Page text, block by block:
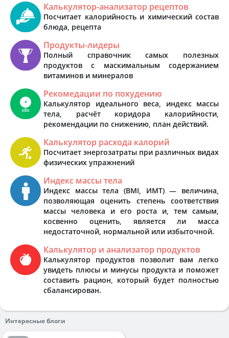
Калькулятор-анализатор рецептов
Посчитает калорийность и химический состав
блюда, рецепта
Продукты-лидеры
Полный справочник самых полезных
продуктов с маскимальным содержанием
витаминов и минералов
Рекомедации по похудению
Калькулятор идеального веса, индекс массы
тела, расчёт коридора калорийности,
рекомендации по снижению, план действий.
Калькулятор расхода калорий
Посчитает энергозатраты при различных видах
физических упражнений
Индекс массы тела
Индекс массы тела (BMI, ИМТ) — величина,
позволяющая оценить степень соответствия
массы человека и его роста и, тем самым,
косвенно оценить, является ли масса
недостаточной, нормальной или избыточной.
Калькулятор и анализатор продуктов
Калькулятор продуктов позволит вам легко
увидеть плюсы и минусы продукта и поможет
составить рацион, который будет полностью
сбалансирован.
Интересные блоги